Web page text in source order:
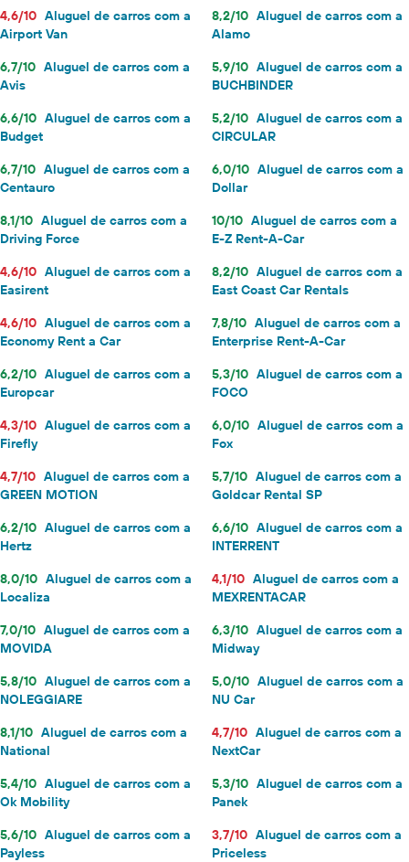
4,6/10 Aluguel de carros com a
Airport Van
8,2/10 Aluguel de carros com a
Alamo
6,7/10 Aluguel de carros com a
Avis
5,9/10 Aluguel de carros com a
BUCHBINDER
6,6/10 Aluguel de carros com a
Budget
5,2/10 Aluguel de carros com a
CIRCULAR
6,7/10 Aluguel de carros com a
Centauro
6,0/10 Aluguel de carros com a
Dollar
8,1/10 Aluguel de carros com a
Driving Force
10/10 Aluguel de carros com a
E-Z Rent-A-Car
4,6/10 Aluguel de carros com a
Easirent
8,2/10 Aluguel de carros com a
East Coast Car Rentals
4,6/10 Aluguel de carros com a
Economy Rent a Car
7,8/10 Aluguel de carros com a
Enterprise Rent-A-Car
6,2/10 Aluguel de carros com a
Europcar
5,3/10 Aluguel de carros com a
FOCO
4,3/10 Aluguel de carros com a
Firefly
6,0/10 Aluguel de carros com a
Fox
4,7/10 Aluguel de carros com a
GREEN MOTION
5,7/10 Aluguel de carros com a
Goldcar Rental SP
6,2/10 Aluguel de carros com a
Hertz
6,6/10 Aluguel de carros com a
INTERRENT
8,0/10 Aluguel de carros com a
Localiza
4,1/10 Aluguel de carros com a
MEXRENTACAR
7,0/10 Aluguel de carros com a
MOVIDA
6,3/10 Aluguel de carros com a
Midway
5,8/10 Aluguel de carros com a
NOLEGGIARE
5,0/10 Aluguel de carros com a
NU Car
8,1/10 Aluguel de carros com a
National
4,7/10 Aluguel de carros com a
NextCar
5,4/10 Aluguel de carros com a
Ok Mobility
5,3/10 Aluguel de carros com a
Panek
5,6/10 Aluguel de carros com a
Payless
3,7/10 Aluguel de carros com a
Priceless